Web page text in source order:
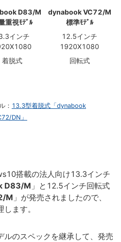
D83/M
重視ﾓﾃﾞﾙ
インチ
着脱式
dynabook VC72/M
標準ﾓﾃﾞﾙ
12.5インチ
1920X1080
回転式
： 13.3型着脱式「dynabook
DN」
搭載の法人向け13.3インチ
D83/M 」と12.5インチ回転式
M 」が発売されましたので、
ます。
ルのスペックを継承して、発売